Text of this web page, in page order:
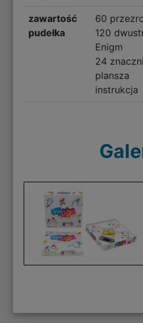
zawartość
pudełka
60
120
Enigm
24
plansza
instrukcja